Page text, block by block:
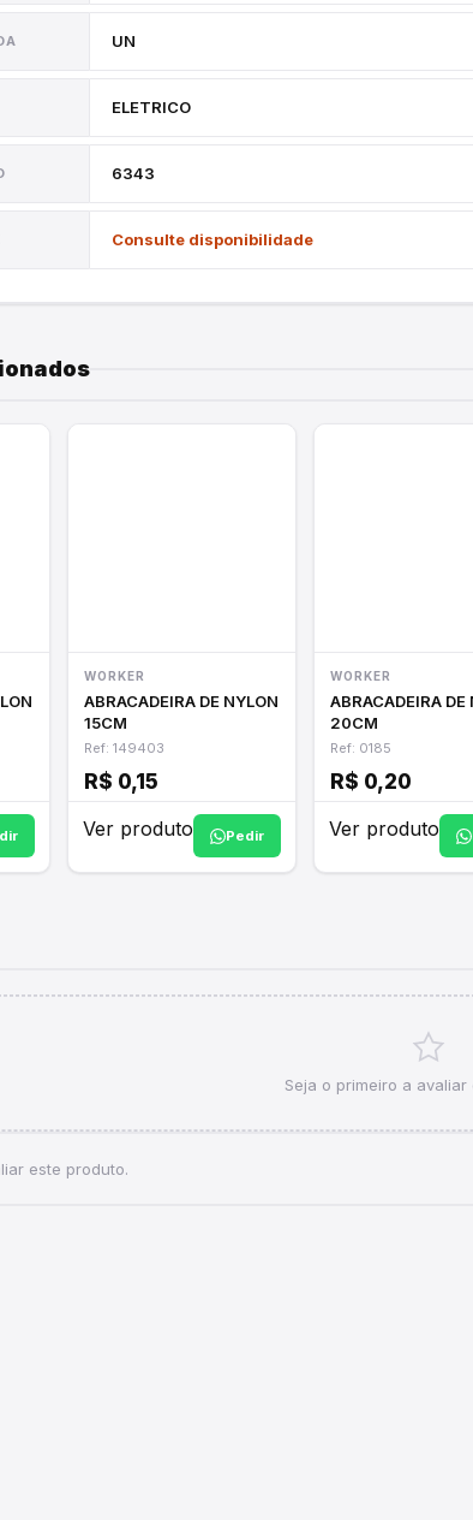
UN
ELETRICO
6343
Consulte disponibilidade
WORKER
ABRACADEIRA DE NYLON
15CM
Ref: 149403
R$ 0,15
Ver produto
Pedir
WORKER
ABRACADEIRA DE
20CM
Ref: 0185
R$ 0,20
Ver produto
Seja o primeiro a avaliar
este produto.